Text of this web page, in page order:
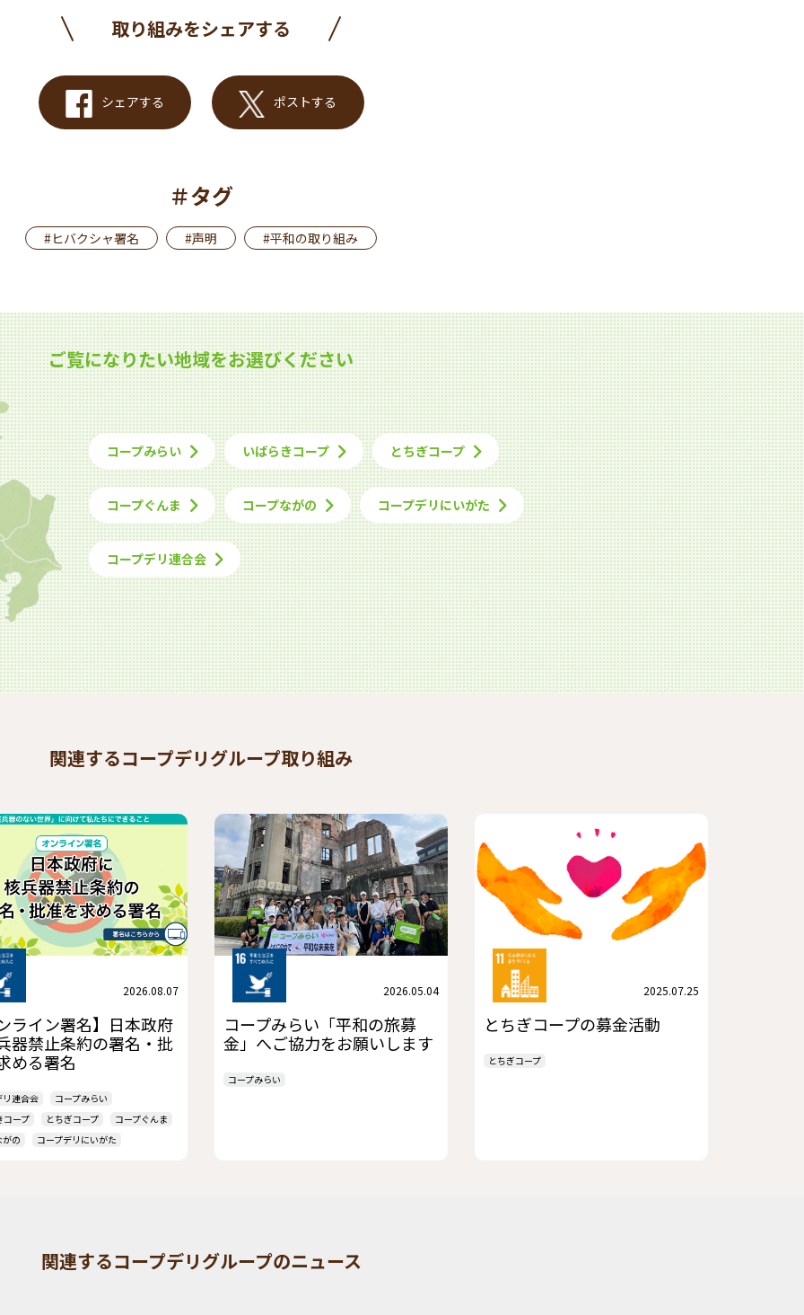
取り組みをシェアする
シェアする ポストする
＃タグ
#ヒバクシャ署名 #声明 #平和の取り組み
ご覧になりたい地域をお選びください
コープみらい いばらきコープ とちぎコープ
コープぐんま コープながの コープデリにいがた
コープデリ連合会
関連するコープデリグループ取り組み
2026.08.07
ンライン署名】日本政府
器禁止条約の署名・批
める署名
リ連合会
コープみらい
コープ
とちぎコープ
コープぐんま
がの
コープデリにいがた
2026.05.04
コープみらい「平和の旅募
金」へご協力をお願いします
コープみらい
2025.07.25
とちぎコープの募金活動
とちぎコープ
関連するコープデリグループのニュース